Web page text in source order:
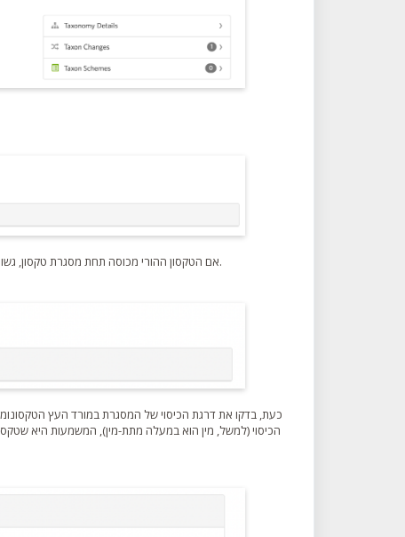
אם הטקסון ההורי מכוסה תחת מסגרת טקסון,).
כעת, בדקו את דרגת הכיסוי של המסגרת במורד העץ
הכיסוי (למשל, מין הוא במעלה מתת-מין), המשמעות היא